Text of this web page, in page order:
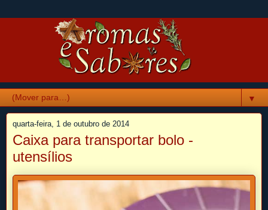
▼
quarta-feira, 1 de outubro de 2014
Caixa para transportar bolo -
utensílios